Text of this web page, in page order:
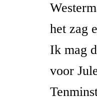
het zag
Ik mag
voor